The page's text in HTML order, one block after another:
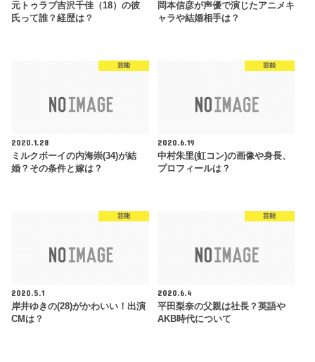
元トゥラブ吉沢千佳（18）の彼
氏って誰？経歴は？
岡本信彦が声優で演じたアニメキ
ャラや結婚相手は？
芸能
2020.1.28
ミルクボーイの内海崇(34)が結
婚？その条件と嫁は？
芸能
2020.6.19
中村朱里(虹コン)の画像や身長、
プロフィールは？
芸能
2020.5.1
岸井ゆきの(28)がかわいい！出演
CMは？
芸能
2020.6.4
平田梨奈の父親は社長？英語や
AKB時代について